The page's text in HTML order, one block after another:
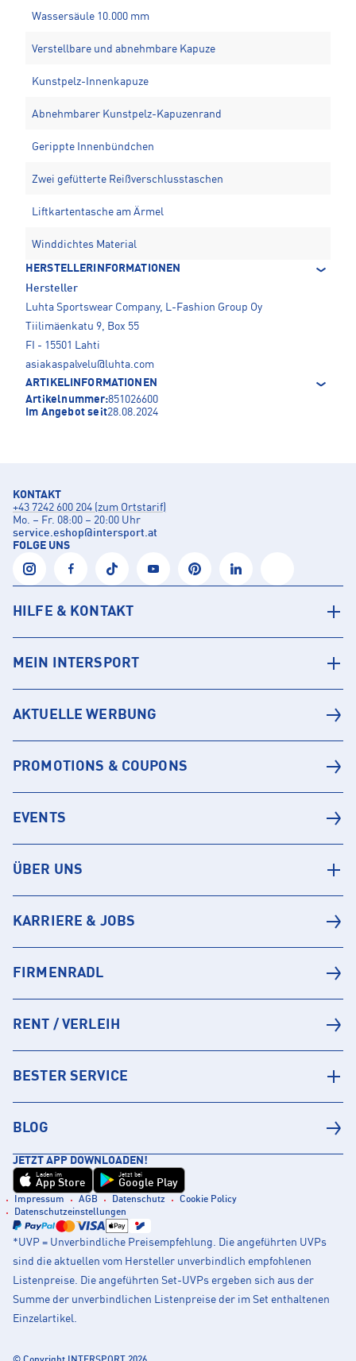
Wassersäule 10.000 mm
Verstellbare und abnehmbare Kapuze
Kunstpelz-Innenkapuze
Abnehmbarer Kunstpelz-Kapuzenrand
Gerippte Innenbündchen
Zwei gefütterte Reißverschlusstaschen
Liftkartentasche am Ärmel
Winddichtes Material
HERSTELLERINFORMATIONEN
Hersteller
Luhta Sportswear Company, L-Fashion Group Oy
Tiilimäenkatu 9, Box 55
FI - 15501 Lahti
asiakaspalvelu@luhta.com
ARTIKELINFORMATIONEN
Artikelnummer:851026600
Im Angebot seit28.08.2024
KONTAKT
+43 7242 600 204 (zum Ortstarif)
Mo. – Fr. 08:00 – 20:00 Uhr
service.eshop@intersport.at
FOLGE UNS
HILFE & KONTAKT
MEIN INTERSPORT
AKTUELLE WERBUNG
PROMOTIONS & COUPONS
EVENTS
ÜBER UNS
KARRIERE & JOBS
FIRMENRADL
RENT / VERLEIH
BESTER SERVICE
BLOG
JETZT APP DOWNLOADEN!
Laden im
App Store
Jetzt bei
Google Play
Impressum AGB Datenschutz
Cookie Policy
Datenschutzeinstellungen
*UVP = Unverbindliche Preisempfehlung. Die angeführten UVPs
sind die aktuellen vom Hersteller unverbindlich empfohlenen
Listenpreise. Die angeführten Set-UVPs ergeben sich aus der
Summe der unverbindlichen Listenpreise der im Set enthaltenen
Einzelartikel.